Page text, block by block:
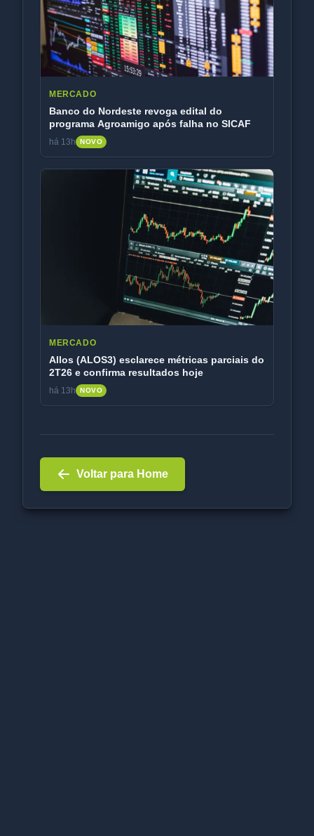
MERCADO
Banco do Nordeste revoga edital do
programa Agroamigo após falha no SICAF
há 13h NOVO
MERCADO
Allos (ALOS3) esclarece métricas parciais do
2T26 e confirma resultados hoje
há 13h NOVO
Voltar para Home